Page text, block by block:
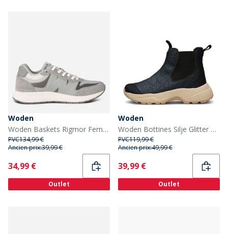
Woden
Woden Baskets Rigmor Femme 072 Grey Multi
PVC134,99 €
Ancien prix:39,99 €
Current
34,99 €
Outlet
Woden
Woden Bottines Silje Glitter Femme Bleu
PVC119,99 €
Ancien prix:49,99 €
Current
39,99 €
Outlet